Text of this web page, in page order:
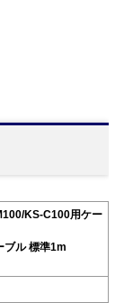
KS-C100用ケー
ブル 標準1m